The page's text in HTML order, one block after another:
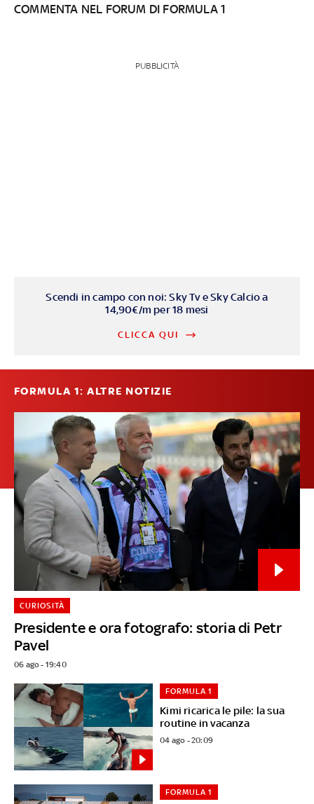
COMMENTA NEL FORUM DI FORMULA 1
PUBBLICITÀ
Scendi in campo con noi: Sky Tv e Sky Calcio a
14,90€/m per 18 mesi
CLICCA QUI
FORMULA 1: ALTRE NOTIZIE
Presidente e ora fotografo: storia di Petr
Pavel
CURIOSITÀ
06 ago - 19:40
Kimi ricarica le pile: la sua
routine in vacanza
FORMULA 1
04 ago - 20:09
FORMULA 1